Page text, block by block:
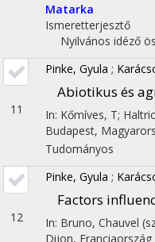
Matarka
Ismeretterjesztő
Nyilvános idéző
11
Pinke, Gyula ;
Abiotikus és
In: Kőmíves, T;
Budapest,
Tudományos
12
Pinke, Gyula ;
Factors
In: Bruno, Chauvel
Dijon, Franciaország